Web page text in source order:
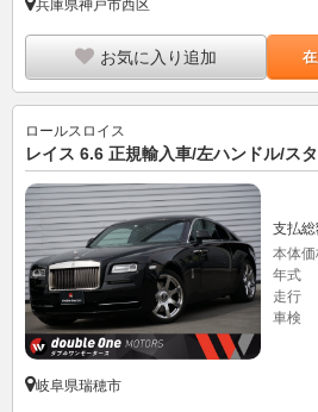
兵庫県神戸市西区
お気に入り追加
ロールスロイス
レイス 6.6 正規輸入車/左ハンドル/ス
支払
本体
年式
走行
車検
岐阜県瑞穂市